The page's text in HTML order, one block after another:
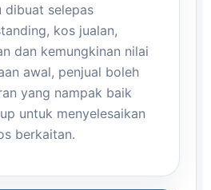
dibuat selepas
kos jualan,
dan kemungkinan nilai
awal, penjual boleh
yang nampak baik
untuk menyelesaikan
berkaitan.